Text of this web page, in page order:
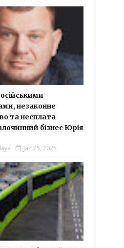
незаконне
та несплата
бізнес Юрія
Jan 25, 2025